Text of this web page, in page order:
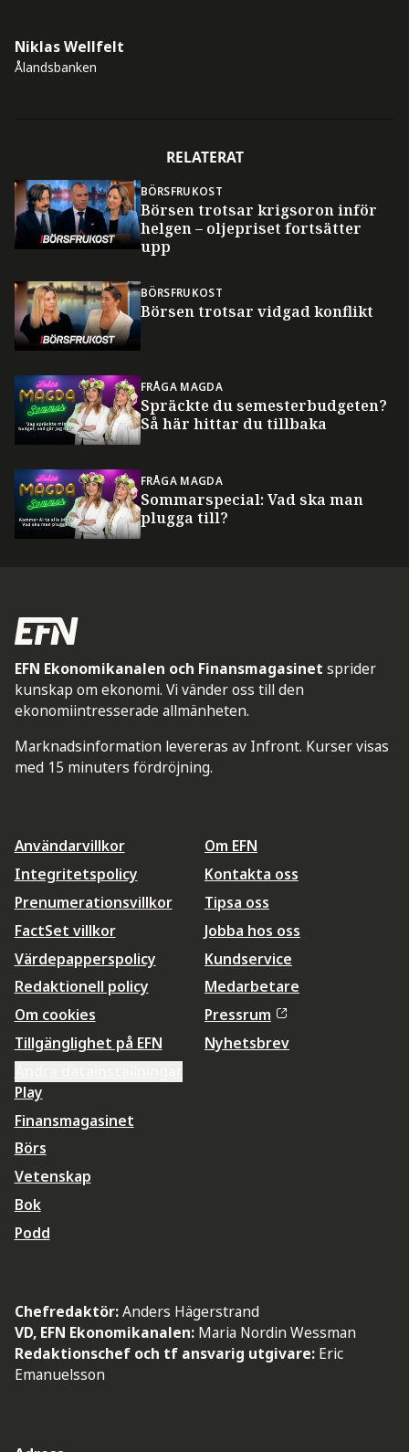
Niklas Wellfelt
Ålandsbanken
RELATERAT
BÖRSFRUKOST
Börsen trotsar krigsoron inför
helgen – oljepriset fortsätter
upp
BÖRSFRUKOST
Börsen trotsar vidgad konflikt
FRÅGA MAGDA
Spräckte du semesterbudgeten?
Så här hittar du tillbaka
FRÅGA MAGDA
Sommarspecial: Vad ska man
plugga till?
EFN Ekonomikanalen och Finansmagasinet sprider
kunskap om ekonomi. Vi vänder oss till den
ekonomiintresserade allmänheten.
Marknadsinformation levereras av Infront. Kurser visas
med 15 minuters fördröjning.
Användarvillkor
Integritetspolicy
Prenumerationsvillkor
FactSet villkor
Värdepapperspolicy
Redaktionell policy
Om cookies
Tillgänglighet på EFN
Om EFN
Kontakta oss
Tipsa oss
Jobba hos oss
Kundservice
Medarbetare
Pressrum
Nyhetsbrev
Play
Finansmagasinet
Börs
Vetenskap
Bok
Podd
Chefredaktör:Anders Hägerstrand
VD, EFN Ekonomikanalen: Maria Nordin Wessman
Redaktionschef och tf ansvarig utgivare: Eric
Emanuelsson